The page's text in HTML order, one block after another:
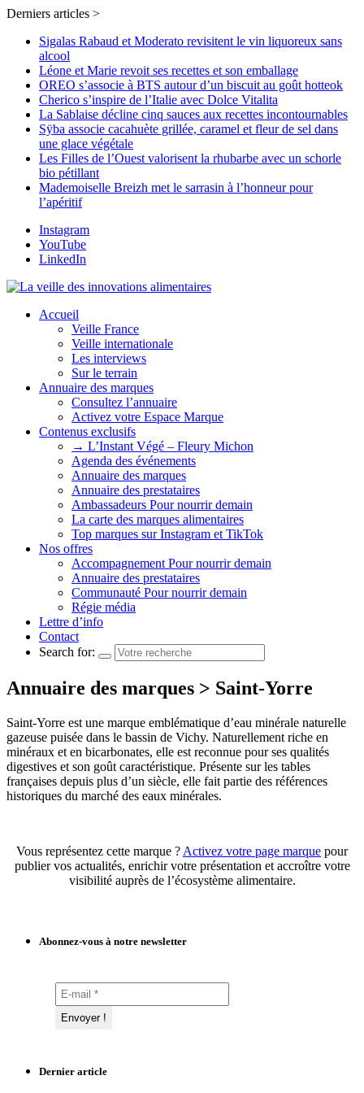
Derniers articles >
Sigalas Rabaud et Moderato revisitent le vin liquoreux sans
alcool
Léone et Marie revoit ses recettes et son emballage
OREO s’associe à BTS autour d’un biscuit au goût hotteok
Cherico s’inspire de l’Italie avec Dolce Vitalita
La Sablaise décline cinq sauces aux recettes incontournables
Sÿba associe cacahuète grillée, caramel et fleur de sel dans
une glace végétale
Les Filles de l’Ouest valorisent la rhubarbe avec un schorle
bio pétillant
Mademoiselle Breizh met le sarrasin à l’honneur pour
l’apéritif
Instagram
YouTube
LinkedIn
Accueil
Veille France
Veille internationale
Les interviews
Sur le terrain
Annuaire des marques
Consultez l’annuaire
Activez votre Espace Marque
Contenus exclusifs
→ L’Instant Végé – Fleury Michon
Agenda des événements
Annuaire des marques
Annuaire des prestataires
Ambassadeurs Pour nourrir demain
La carte des marques alimentaires
Top marques sur Instagram et TikTok
Nos offres
Accompagnement Pour nourrir demain
Annuaire des prestataires
Communauté Pour nourrir demain
Régie média
Lettre d’info
Contact
Search for:
Annuaire des marques > Saint-Yorre
Saint-Yorre est une marque emblématique d’eau minérale naturelle
gazeuse puisée dans le bassin de Vichy. Naturellement riche en
minéraux et en bicarbonates, elle est reconnue pour ses qualités
digestives et son goût caractéristique. Présente sur les tables
françaises depuis plus d’un siècle, elle fait partie des références
historiques du marché des eaux minérales.
Vous représentez cette marque ? Activez votre page marque pour
publier vos actualités, enrichir votre présentation et accroître votre
visibilité auprès de l’écosystème alimentaire.
Abonnez-vous à notre newsletter
Dernier article